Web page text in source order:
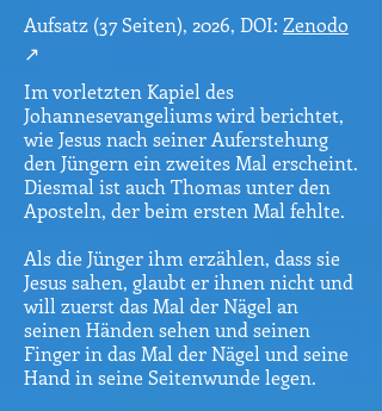
Aufsatz (37 Seiten), 2026, DOI: Zenodo
↗
Im vorletzten Kapiel des
Johannesevangeliums wird berichtet,
wie Jesus nach seiner Auferstehung
den Jüngern ein zweites Mal erscheint.
Diesmal ist auch Thomas unter den
Aposteln, der beim ersten Mal fehlte.
Als die Jünger ihm erzählen, dass sie
Jesus sahen, glaubt er ihnen nicht und
will zuerst das Mal der Nägel an
seinen Händen sehen und seinen
Finger in das Mal der Nägel und seine
Hand in seine Seitenwunde legen.